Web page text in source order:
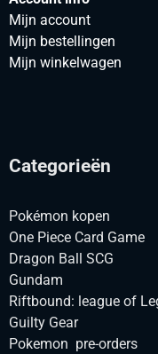
Mijn account
Mijn bestellingen
Mijn winkelwagen
Categorieën
Pokémon kopen
One Piece Card Game
Dragon Ball SCG
Gundam
Riftbound: league of
Guilty Gear
Pokemon pre-orders